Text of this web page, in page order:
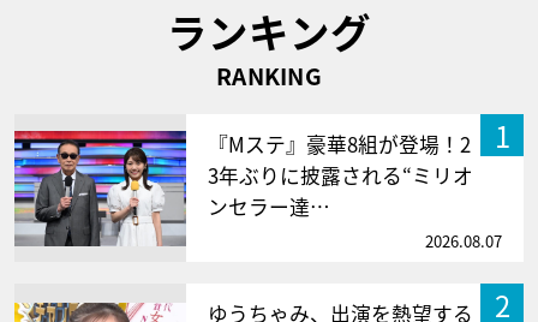
ランキング
RANKING
1
『Mステ』豪華8組が登場！2
3年ぶりに披露される“ミリオ
ンセラー達…
2026.08.07
2
ゆうちゃみ、出演を熱望する